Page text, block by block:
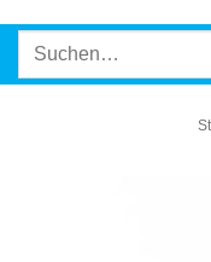
Suchen